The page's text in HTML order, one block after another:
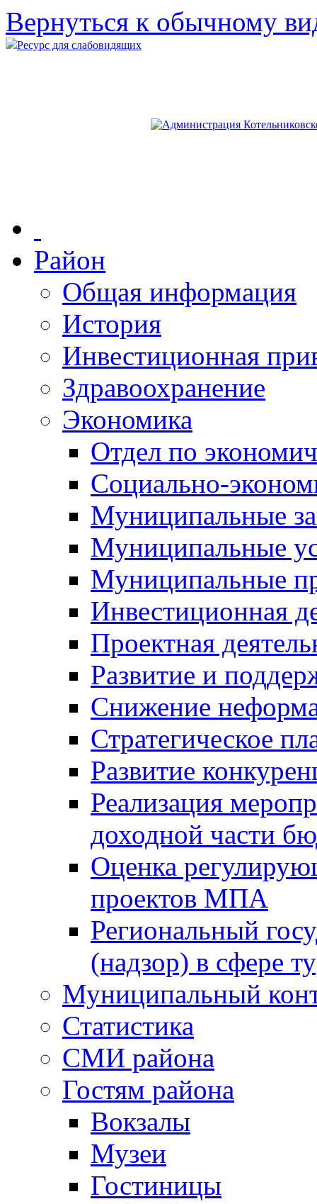
Вернуться к обычному
Ресурс для слабовидящих
Район
Общая информация
История
Инвестиционная
Здравоохранение
Экономика
Отдел по
Социально-
Муниципальные
Муниципальные
Муниципальные
Инвестиционная
Проектная
Развитие и
Снижение
Стратегическое
Развитие
Реализация
доходной части
Оценка
проектов МПА
Региональный
(надзор) в сфере
Муниципальный
Статистика
СМИ района
Гостям района
Вокзалы
Музеи
Гостиницы